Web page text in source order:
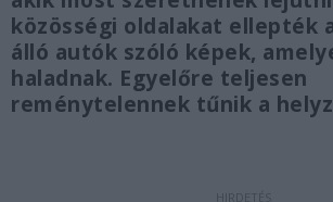
közösségi oldalakat ellepték
álló autók szóló képek,
haladnak. Egyelőre teljesen
reménytelennek tűnik a